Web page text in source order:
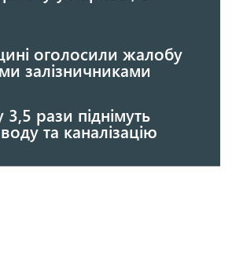
оголосили жалобу
залізничниками
3,5 рази піднімуть
та каналізацію